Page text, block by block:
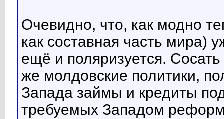
Очевидно, что, как модно
как составная часть мира)
ещё и поляризуется.
же молдовские политики,
Запада займы и кредиты
требуемых Западом